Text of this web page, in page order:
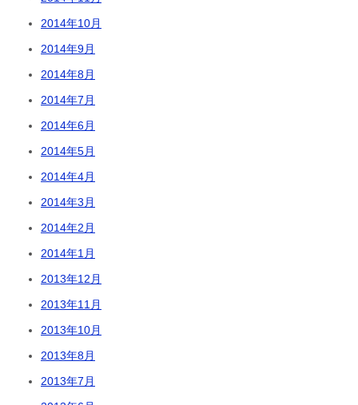
2014年10月
2014年9月
2014年8月
2014年7月
2014年6月
2014年5月
2014年4月
2014年3月
2014年2月
2014年1月
2013年12月
2013年11月
2013年10月
2013年8月
2013年7月